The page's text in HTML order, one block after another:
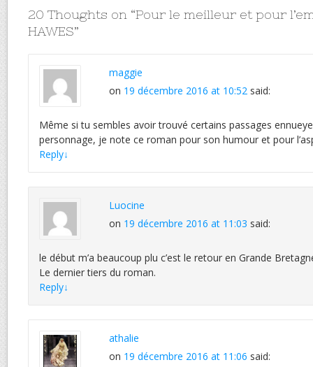
20 Thoughts on “Pour le meilleur et pour
HAWES”
maggie
on 19 décembre 2016 at 10:52 said:
Même si tu sembles avoir trouvé certains passages
personnage, je note ce roman pour son humour et pour
Reply↓
Luocine
on 19 décembre 2016 at 11:03 said:
le début m’a beaucoup plu c’est le retour en Grande
Le dernier tiers du roman.
Reply↓
athalie
on 19 décembre 2016 at 11:06 said: